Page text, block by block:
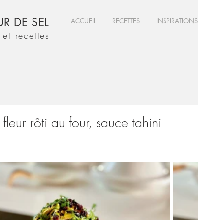
DE SEL
recettes
ACCUEIL RECETTES INSPIRATIONS
rôti au four, sauce tahini